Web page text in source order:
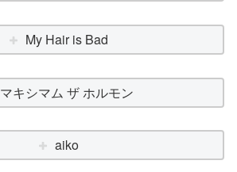
My Hair is Bad
マキシマム ザ ホルモン
aiko